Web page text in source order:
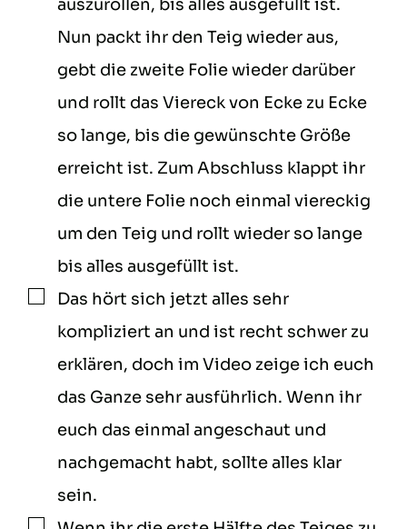
auszurollen, bis alles ausgefüllt ist.
Nun packt ihr den Teig wieder aus,
gebt die zweite Folie wieder darüber
und rollt das Viereck von Ecke zu Ecke
so lange, bis die gewünschte Größe
erreicht ist. Zum Abschluss klappt ihr
die untere Folie noch einmal viereckig
um den Teig und rollt wieder so lange
bis alles ausgefüllt ist.
▢
Das hört sich jetzt alles sehr
kompliziert an und ist recht schwer zu
erklären, doch im Video zeige ich euch
das Ganze sehr ausführlich. Wenn ihr
euch das einmal angeschaut und
nachgemacht habt, sollte alles klar
sein.